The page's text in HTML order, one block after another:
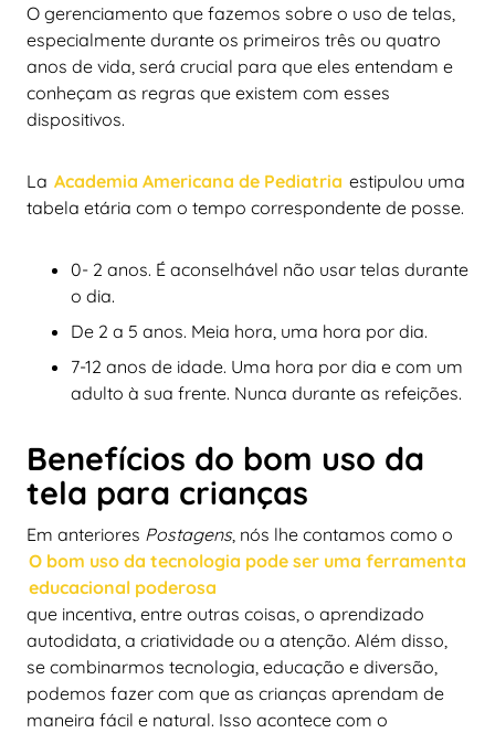
O gerenciamento que fazemos sobre o uso de telas,
especialmente durante os primeiros três ou quatro
anos de vida, será crucial para que eles entendam e
conheçam as regras que existem com esses
dispositivos.
La Academia Americana de Pediatria estipulou uma
tabela etária com o tempo correspondente de posse.
0- 2 anos. É aconselhável não usar telas durante
o dia.
De 2 a 5 anos. Meia hora, uma hora por dia.
7-12 anos de idade. Uma hora por dia e com um
adulto à sua frente. Nunca durante as refeições.
Benefícios do bom uso da
tela para crianças
Em anteriores Postagens, nós lhe contamos como o
O bom uso da tecnologia pode ser uma ferramenta
educacional poderosa
que incentiva, entre outras coisas, o aprendizado
autodidata, a criatividade ou a atenção. Além disso,
se combinarmos tecnologia, educação e diversão,
podemos fazer com que as crianças aprendam de
maneira fácil e natural. Isso acontece com o